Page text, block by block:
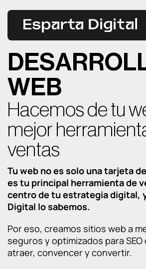
contenido
Casos de éxito
Todos los servicios
GEO
SEO
SEM
Social ADS
Blog
WEB
Hacemos de tu
mejor
ventas
Tu web no es solo una tarjeta
es tu principal herramienta de
centro de tu estrategia digital,
Digital lo sabemos.
Por eso, creamos sitios web a
seguros y optimizados para
atraer, convencer y convertir.